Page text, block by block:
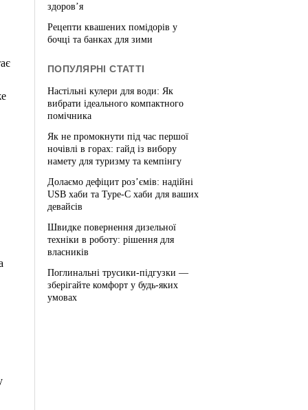
здоров’я
Рецепти квашених помідорів у
бочці та банках для зими
ПОПУЛЯРНІ СТАТТІ
Настільні кулери для води: Як
вибрати ідеального компактного
помічника
Як не промокнути під час першої
ночівлі в горах: гайд із вибору
намету для туризму та кемпінгу
Долаємо дефіцит роз’ємів: надійні
USB хаби та Type-C хаби для ваших
девайсів
Швидке повернення дизельної
техніки в роботу: рішення для
власників
Поглинальні трусики-підгузки —
зберігайте комфорт у будь-яких
умовах